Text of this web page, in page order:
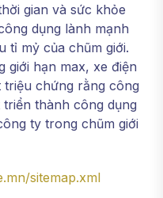
gian và sức khỏe
dụng lành mạnh
tỉ mỷ của chũm giới.
giới hạn max, xe điện
triệu chứng rằng công
thành công dụng
ty trong chũm giới
sitemap.xml